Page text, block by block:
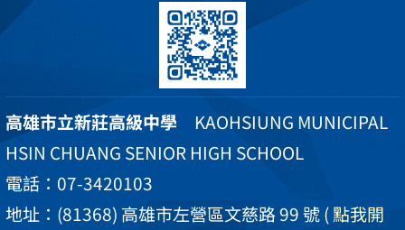
高雄市立新莊高級中學 KAOHSIUNG MUNICIPAL
HSIN CHUANG SENIOR HIGH SCHOOL
電話：07-3420103
地址：(81368) 高雄市左營區文慈路 99 號( 點我開